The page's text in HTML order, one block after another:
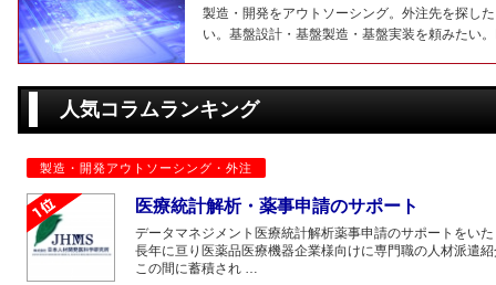
製造・開発をアウトソーシング。外注先を探し
い。基盤設計・基盤製造・基盤実装を頼みたい
人気コラムランキング
製造・開発アウトソーシング・外注
医療統計解析・薬事申請のサポート
データマネジメント医療統計解析薬事申請のサポートをい
長年に亘り医薬品医療機器企業様向けに専門職の人材派遣
この間に蓄積され …